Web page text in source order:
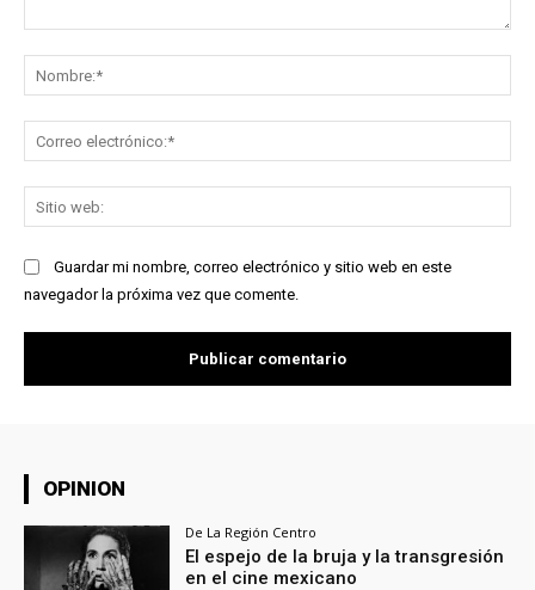
Guardar mi nombre, correo electrónico y sitio web en este
navegador la próxima vez que comente.
OPINION
De La Región Centro
El espejo de la bruja y la transgresión
en el cine mexicano